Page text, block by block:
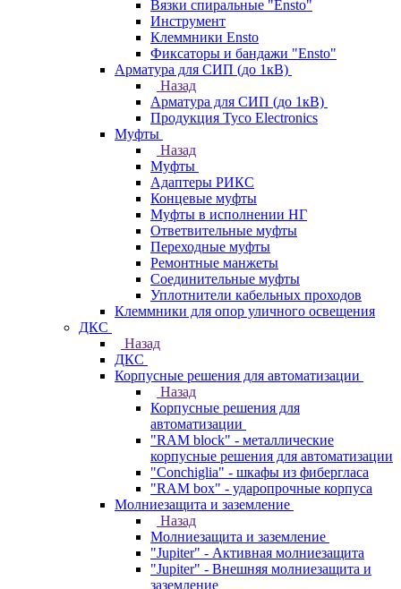
Вязки спиральные "Ensto"
Инструмент
Клеммники Ensto
Фиксаторы и бандажи "Ensto"
Арматура для СИП (до 1кВ)
Назад
Арматура для СИП (до 1кВ)
Продукция Tyco Electronics
Муфты
Назад
Муфты
Адаптеры РИКС
Концевые муфты
Муфты в исполнении НГ
Ответвительные муфты
Переходные муфты
Ремонтные манжеты
Соединительные муфты
Уплотнители кабельных проходов
Клеммники для опор уличного освещения
ДКС
Назад
ДКС
Корпусные решения для автоматизации
Назад
Корпусные решения для
автоматизации
"RAM block" - металлические
корпусные решения для автоматизации
"Conchiglia" - шкафы из фибергласа
"RAM box" - ударопрочные корпуса
Молниезащита и заземление
Назад
Молниезащита и заземление
"Jupiter" - Активная молниезащита
"Jupiter" - Внешняя молниезащита и
заземление